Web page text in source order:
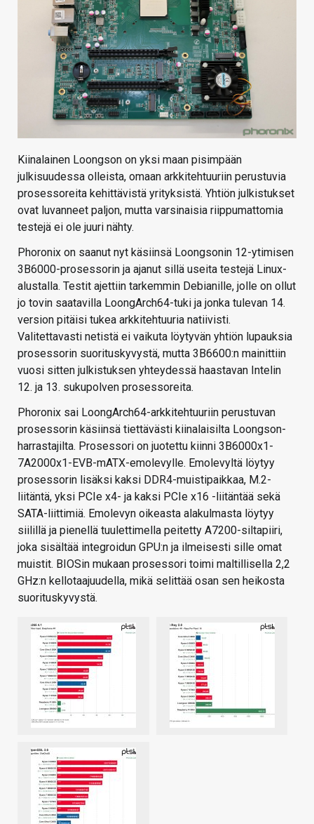
HAKU
Kiinalainen Loongson on yksi maan pisimpään
julkisuudessa olleista, omaan arkkitehtuuriin perustuvia
prosessoreita kehittävistä yrityksistä. Yhtiön julkistukset
ovat luvanneet paljon, mutta varsinaisia riippumattomia
testejä ei ole juuri nähty.
Phoronix on saanut nyt käsiinsä Loongsonin 12-ytimisen
3B6000-prosessorin ja ajanut sillä useita testejä Linux-
alustalla. Testit ajettiin tarkemmin Debianille, jolle on ollut
jo tovin saatavilla LoongArch64-tuki ja jonka tulevan 14.
version pitäisi tukea arkkitehtuuria natiivisti.
Valitettavasti netistä ei vaikuta löytyvän yhtiön lupauksia
prosessorin suorituskyvystä, mutta 3B6600:n mainittiin
vuosi sitten julkistuksen yhteydessä haastavan Intelin
12. ja 13. sukupolven prosessoreita.
Phoronix sai LoongArch64-arkkitehtuuriin perustuvan
prosessorin käsiinsä tiettävästi kiinalaisilta Loongson-
harrastajilta. Prosessori on juotettu kiinni 3B6000x1-
7A2000x1-EVB-mATX-emolevylle. Emolevyltä löytyy
prosessorin lisäksi kaksi DDR4-muistipaikkaa, M.2-
liitäntä, yksi PCIe x4- ja kaksi PCIe x16 -liitäntää sekä
SATA-liittimiä. Emolevyn oikeasta alakulmasta löytyy
siilillä ja pienellä tuulettimella peitetty A7200-siltapiiri,
joka sisältää integroidun GPU:n ja ilmeisesti sille omat
muistit. BIOSin mukaan prosessori toimi maltillisella 2,2
GHz:n kellotaajuudella, mikä selittää osan sen heikosta
suorituskyvystä.